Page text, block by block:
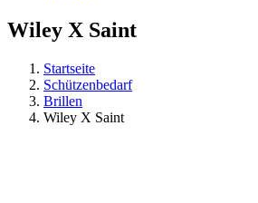
Wiley X Saint
Startseite
Schützenbedarf
Brillen
Wiley X Saint